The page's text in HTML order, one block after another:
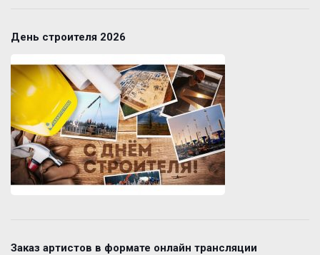
День строителя 2026
Заказ артистов в формате онлайн трансляции